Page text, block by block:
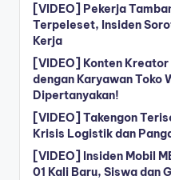
[VIDEO] Pekerja
Terpeleset, Insiden
Kerja
[VIDEO] Konten
dengan Karyawan Toko
Dipertanyakan!
[VIDEO] Takengon
Krisis Logistik dan
[VIDEO] Insiden Mobil
01 Kali Baru, Siswa dan